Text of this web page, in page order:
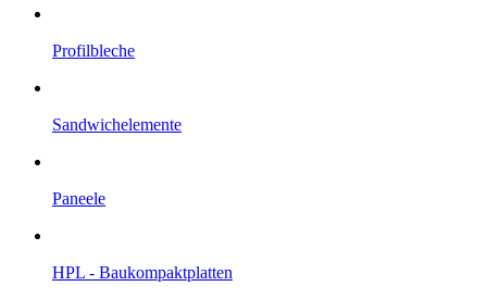
Profil­bleche
Sandwich­elemente
Paneele
HPL - Bau­kompakt­platten